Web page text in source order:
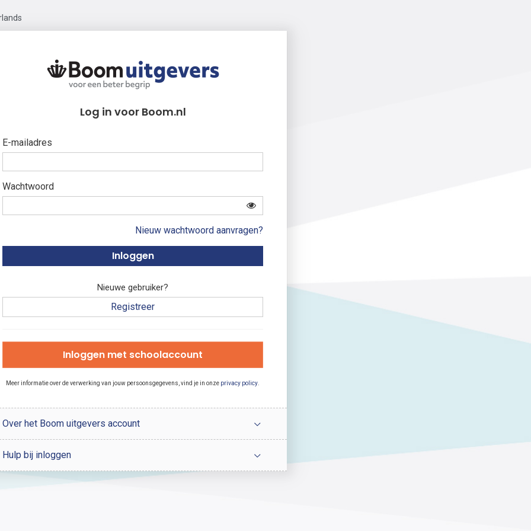
Log in voor Boom.nl
E-mailadres
Wachtwoord
Nieuw wachtwoord aanvragen?
Nieuwe gebruiker?
Registreer
Inloggen met schoolaccount
Meer informatie over de verwerking van jouw persoonsgegevens, vind je in onze privacy policy
Over het Boom uitgevers account
Hulp bij inloggen